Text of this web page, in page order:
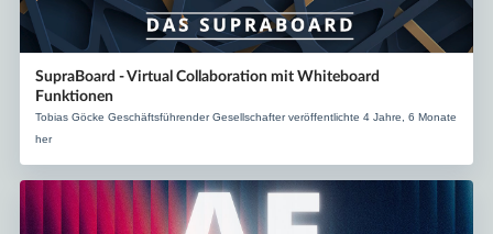
SupraBoard - Virtual Collaboration mit Whiteboard
Funktionen
Tobias Göcke Geschäftsführender Gesellschafter veröffentlichte 4 Jahre, 6 Monate
her